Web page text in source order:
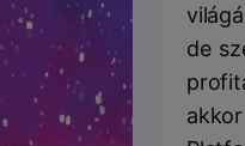
de